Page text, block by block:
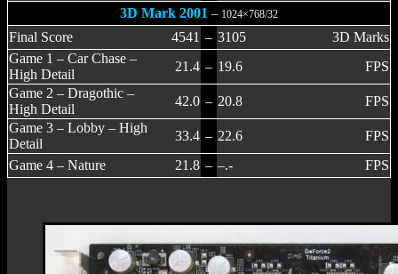
3D Mark 2001 – 1024×768/32
Final Score 4541 – 3105
3D Marks
Game 1 – Car Chase –
High Detail
21.4 – 19.6
FPS
Game 2 – Dragothic –
High Detail
42.0 – 20.8
FPS
Game 3 – Lobby – High
Detail
33.4 – 22.6
FPS
Game 4 – Nature
21.8 – –.- FPS